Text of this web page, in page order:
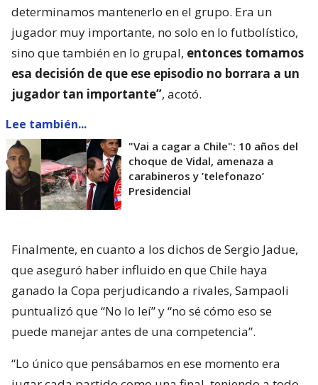
determinamos mantenerlo en el grupo. Era un
jugador muy importante, no solo en lo futbolístico,
sino que también en lo grupal, entonces tomamos
esa decisión de que ese episodio no borrara a un
jugador tan importante”, acotó.
Lee también...
"Vai a cagar a Chile": 10 años del
choque de Vidal, amenaza a
carabineros y ’telefonazo’
Presidencial
Finalmente, en cuanto a los dichos de Sergio Jadue,
que aseguró haber influido en que Chile haya
ganado la Copa perjudicando a rivales, Sampaoli
puntualizó que “No lo leí” y “no sé cómo eso se
puede manejar antes de una competencia”.
“Lo único que pensábamos en ese momento era